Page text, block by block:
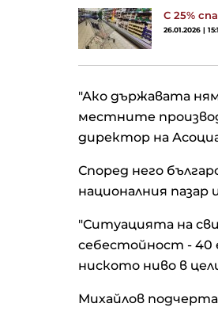
С 25%
26.01.2026 |
"Ако държавата
местните
директор на
Според него
националния
"Ситуацията на
себестойност - 40
ниското ниво в
Михайлов